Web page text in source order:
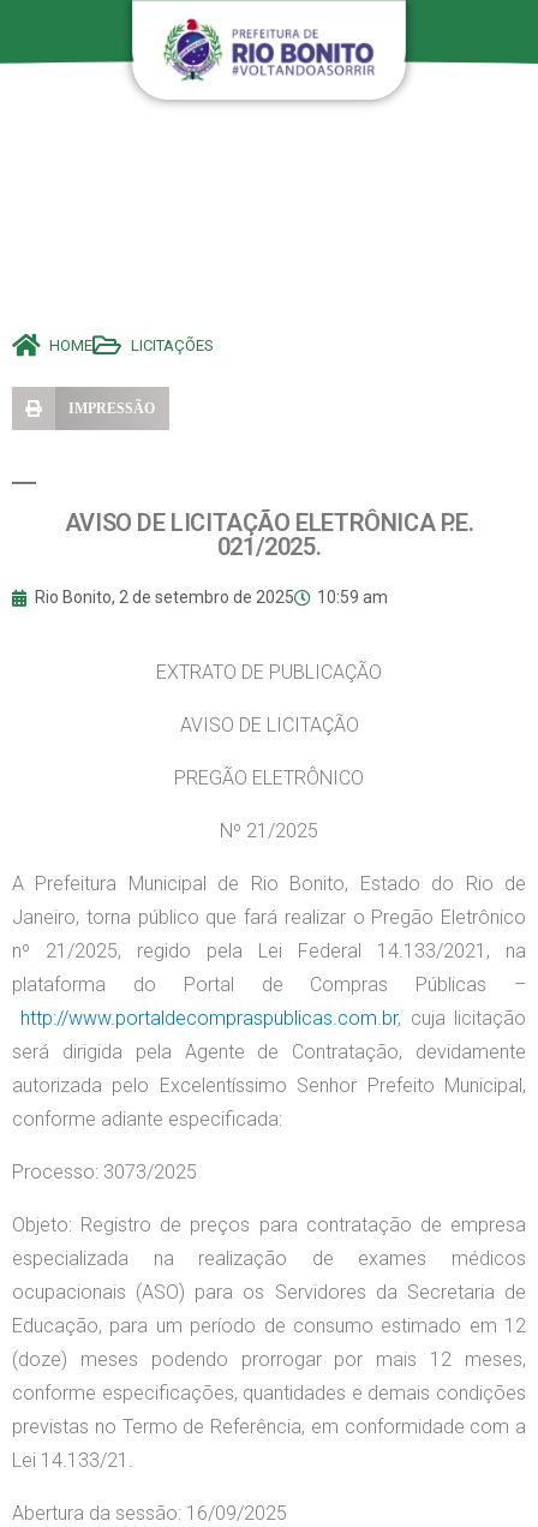
HOME LICITAÇÕES
IMPRESSÃO
AVISO DE LICITAÇÃO ELETRÔNICA P.E.
021/2025.
Rio Bonito, 2 de setembro de 2025 10:59 am
EXTRATO DE PUBLICAÇÃO
AVISO DE LICITAÇÃO
PREGÃO ELETRÔNICO
Nº 21/2025
A Prefeitura Municipal de Rio Bonito, Estado do Rio de
Janeiro, torna público que fará realizar o Pregão Eletrônico
nº 21/2025, regido pela Lei Federal 14.133/2021, na
plataforma do Portal de Compras Públicas –
http://www.portaldecompraspublicas.com.br, cuja licitação
será dirigida pela Agente de Contratação, devidamente
autorizada pelo Excelentíssimo Senhor Prefeito Municipal,
conforme adiante especificada:
Processo: 3073/2025
Objeto: Registro de preços para contratação de empresa
especializada na realização de exames médicos
ocupacionais (ASO) para os Servidores da Secretaria de
Educação, para um período de consumo estimado em 12
(doze) meses podendo prorrogar por mais 12 meses,
conforme especificações, quantidades e demais condições
previstas no Termo de Referência, em conformidade com a
Lei 14.133/21.
Abertura da sessão: 16/09/2025